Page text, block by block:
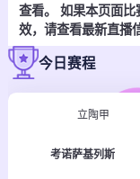
查看。 如果本页面
效，请查看最新直播
今日赛程
立陶甲
考诺萨基列斯